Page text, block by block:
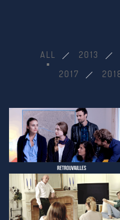
ALL 2013
2017